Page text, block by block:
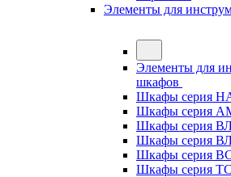
Элементы для
Элементы для
шкафов
Шкафы серия
Шкафы серия
Шкафы серия
Шкафы серия
Шкафы серия
Шкафы серия ТС